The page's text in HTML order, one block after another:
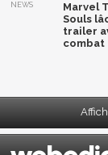
NEWS
Marvel
Souls
trailer
combat